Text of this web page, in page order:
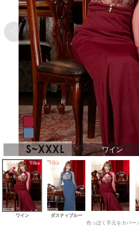
ワイン
ワイン ダスティブルー
色っぽく手元をカバー♪